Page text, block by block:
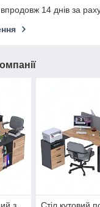
14 днів за